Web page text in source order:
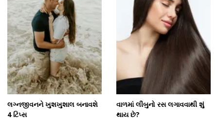
લગ્નજીવનને ખુશખુશાલ બનાવશે
4 ટિપ્સ
વાળમાં લીંબુનો રસ લગાવવાથી શું
થાય છે?